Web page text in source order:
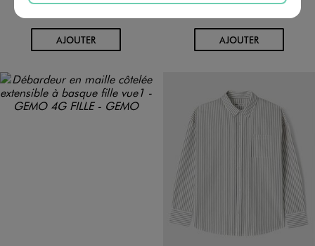
AJOUTERAU PANIER AJOUTERAU PANIER